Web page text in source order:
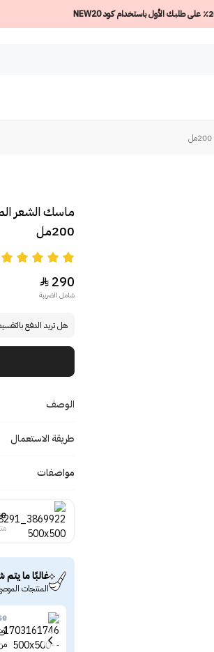
ماسك الشعر
200مل
290

شامل الضريبة
هل تريد الدفع
الوصف
طريقة الاستعمال
مواصفات
غالبًا ما يتم
المنتجات